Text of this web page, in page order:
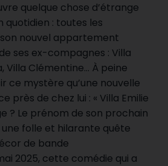
quelque chose d’étrange
quotidien : toutes les
nouvel appartement
ses ex-compagnes : Villa
Villa Clémentine… À peine
mystère qu’une nouvelle
près de chez lui : « Villa Emilie
? Le prénom de son prochain
folle et hilarante quête
de bande
2025, cette comédie qui a